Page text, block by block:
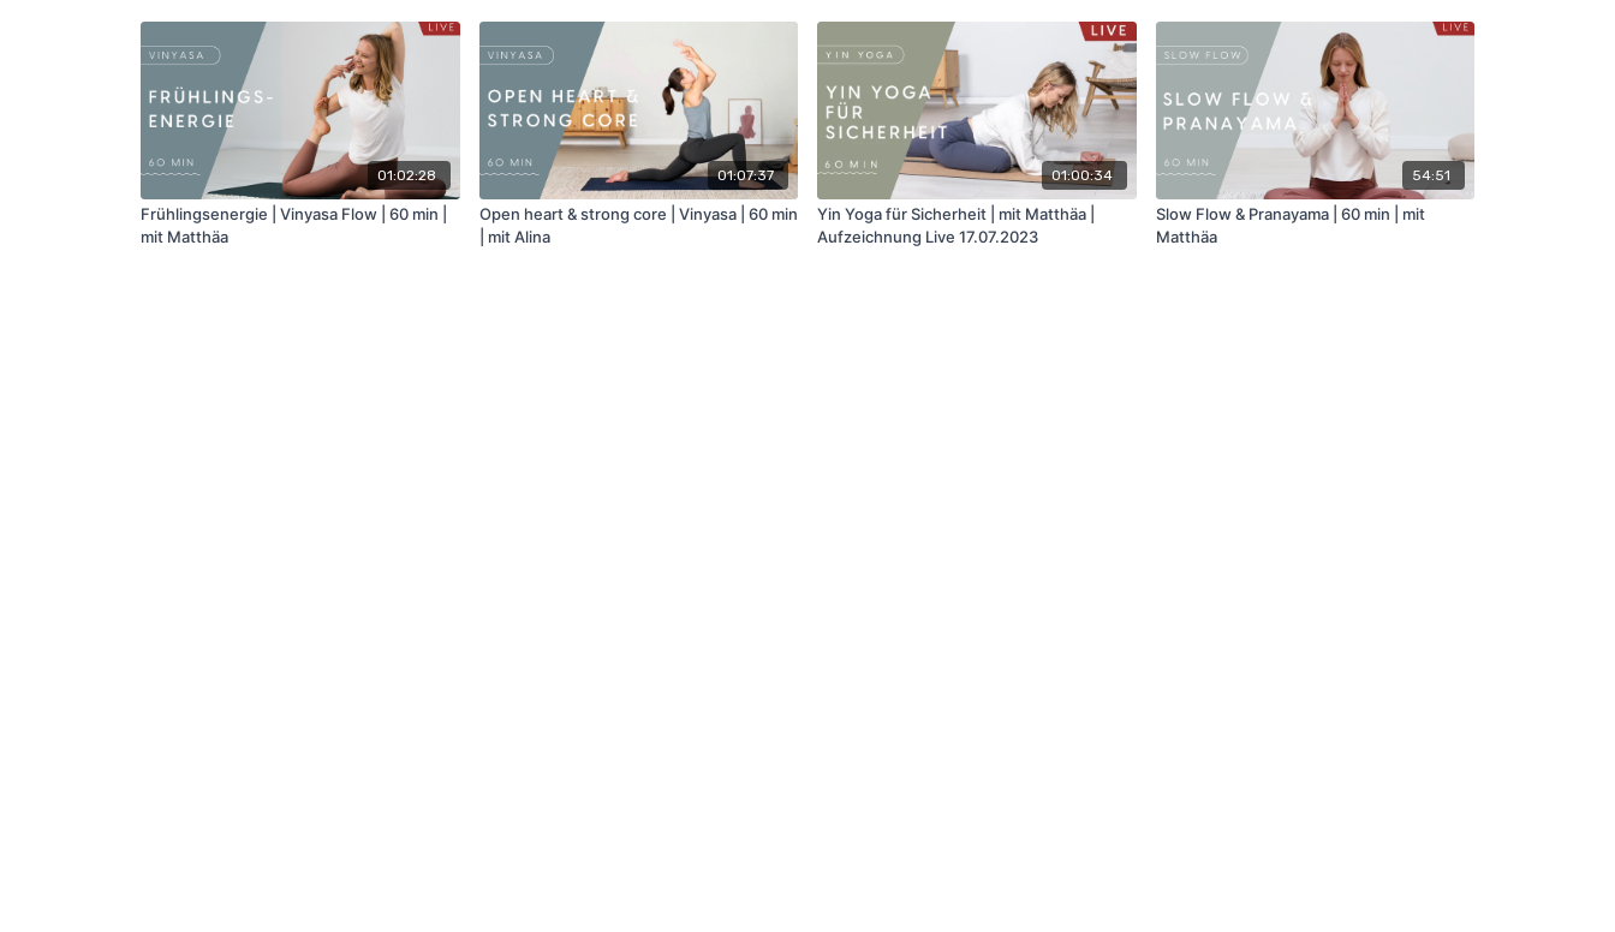
01:02:28
Frühlingsenergie | Vinyasa Flow | 60 min |
mit Matthäa
01:07:37
Open heart & strong core | Vinyasa | 60 min
| mit Alina
01:00:34
Yin Yoga für Sicherheit | mit Matthäa |
Aufzeichnung Live 17.07.2023
54:51
Slow Flow & Pranayama | 60 min | mit
Matthäa